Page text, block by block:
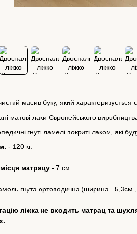
масив буку, який характеризується
матові лаки Європейського
гнуті ламелі покриті лаком, які
- 120 кг.
матрацу - 7 см.
гнута ортопедична (ширина -
ліжка не входить матрац та